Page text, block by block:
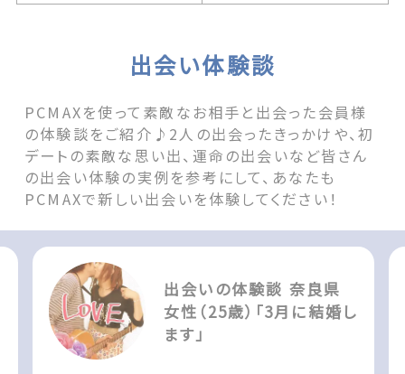
出会い体験談
PCMAXを使って素敵なお相手と出会った会員様
の体験談をご紹介♪2人の出会ったきっかけや、初
デートの素敵な思い出、運命の出会いなど皆さん
の出会い体験の実例を参考にして、あなたも
PCMAXで新しい出会いを体験してください！
出会いの体験談 奈良県
女性（25歳）「3月に結婚し
ます」